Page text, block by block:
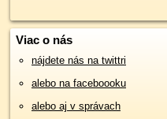
Viac o nás
nájdete nás na twittri
alebo na faceboooku
alebo aj v správach